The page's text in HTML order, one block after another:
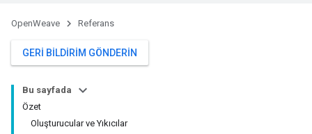
OpenWeave Referans
GERI BILDIRIM GÖNDERIN
Bu sayfada
Özet
Oluşturucular ve Yıkıcılar